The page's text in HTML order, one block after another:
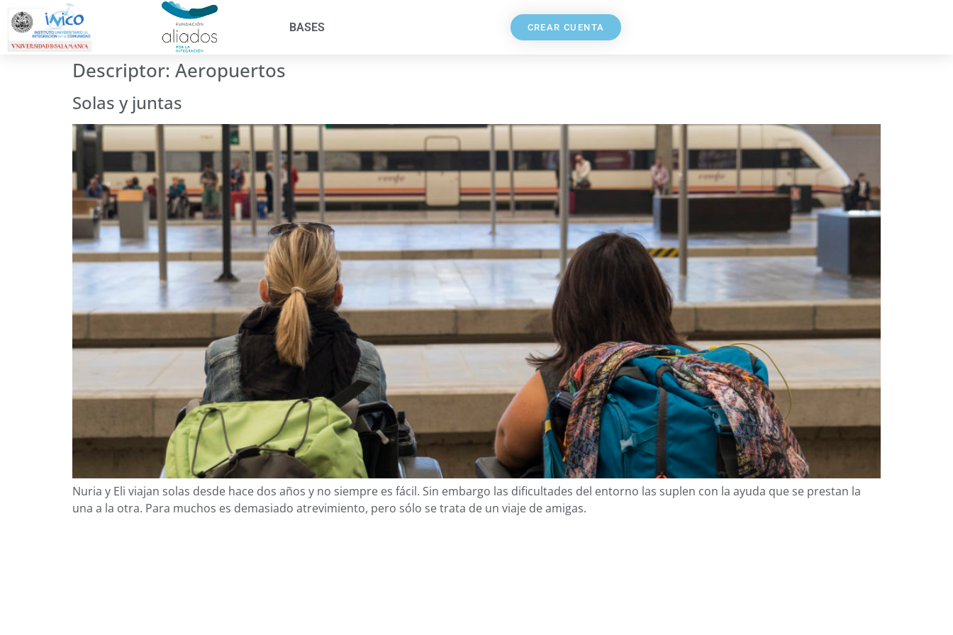
BASES CREAR CUENTA
Descriptor: Aeropuertos
Solas y juntas
Nuria y Eli viajan solas desde hace dos años y no siempre es fácil. Sin embargo las dificultades del entorno las suplen con la ayuda que se prestan la
una a la otra. Para muchos es demasiado atrevimiento, pero sólo se trata de un viaje de amigas.